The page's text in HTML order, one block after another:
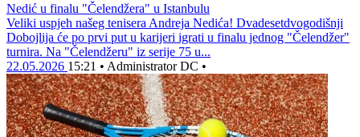
Nedić u finalu "Čelendžera" u Istanbulu
Veliki uspjeh našeg tenisera Andreja Nedića! Dvadesetdvogodišnji
Dobojlija će po prvi put u karijeri igrati u finalu jednog "Čelendžer"
turnira. Na "Čelendžeru" iz serije 75 u...
22.05.2026 15:21 • Administrator DC •